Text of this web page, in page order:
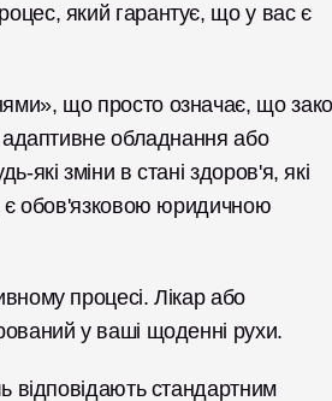
який гарантує, що у вас є
що просто означає, що
адаптивне обладнання або
які зміни в стані здоров'я, які
є обов'язковою юридичною
процесі. Лікар або
у ваші щоденні рухи.
відповідають стандартним